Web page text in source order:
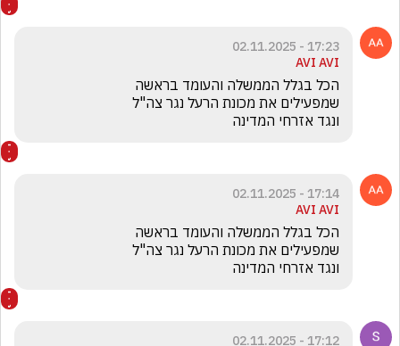
17:23 - 02.11.2025
AVI AVI
ונגד אזרחי המדינה
17:14 - 02.11.2025
AVI AVI
ונגד אזרחי המדינה
17:12 - 02.11.2025